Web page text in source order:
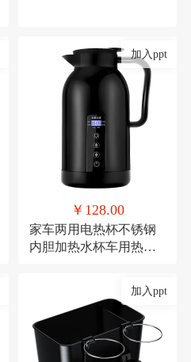
加入ppt
￥128.00
家车两用电热杯不锈钢
内胆加热水杯车用热水
加入ppt